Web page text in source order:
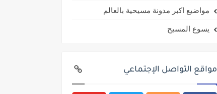
مواضيع اكبر مدونة مسيحية بالعالم
يسوع المسيح
مواقع التواصل الإجتماعي